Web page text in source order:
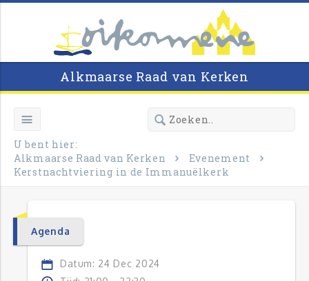
Alkmaarse Raad van Kerken
U bent hier:
Alkmaarse Raad van Kerken
Evenement
Kerstnachtviering in de Immanuëlkerk
Agenda
Datum: 24 Dec 2024